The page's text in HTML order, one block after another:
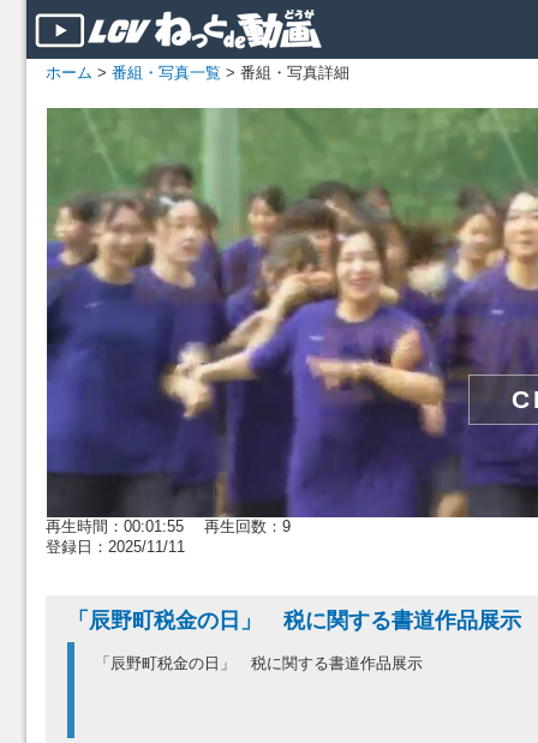
ホーム > 番組・写真一覧 > 番組・写真詳細
再生時間：00:01:55 再生回数：9
登録日：2025/11/11
「辰野町税金の日」 税に関する書道作品展
「辰野町税金の日」 税に関する書道作品展示